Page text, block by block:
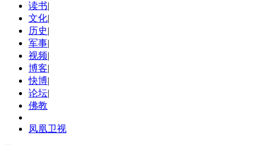
读书|
文化|
历史|
军事|
视频|
博客|
快博|
论坛|
佛教
凤凰卫视